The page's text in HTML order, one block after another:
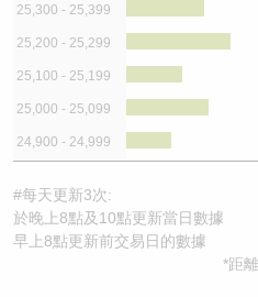
25,300 - 25,399
25,200 - 25,299
25,100 - 25,199
25,000 - 25,099
24,900 - 24,999
#每天更新3次:
於晚上8點及10點更新當日數據
早上8點更新前交易日的數據
*距